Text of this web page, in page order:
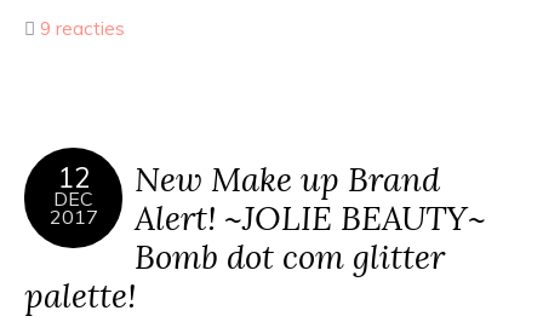
9 reacties
12
DEC
2017
New Make up Brand
Alert! ~JOLIE BEAUTY~
Bomb dot com glitter
palette!